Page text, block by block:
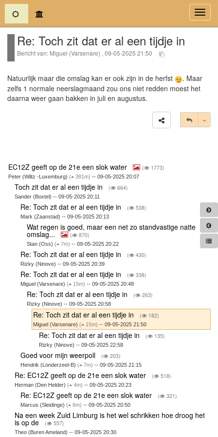
(current)
Re: Toch zit dat er al een tijdje in
Bericht van: Miguel (Varsenare) , 09-05-2025 21:50
Natuurlijk maar die omslag kan er ook zijn in de herfst
. Maar
zelfs 1 normale neerslagmaand zou ons niet redden moest het
daarna weer gaan bakken in juli en augustus.
EC12Z geeft op de 21e een slok water ( 1773)
Peter (Wiltz -Luxemburg) ( 381m) -- 09-05-2025 20:07
Toch zit dat er al een tijdje in ( 664)
Sander (Boxtel) -- 09-05-2025 20:11
Re: Toch zit dat er al een tijdje in ( 538)
Mark (Zaanstad) -- 09-05-2025 20:13
Wat regen is goed, maar een net zo standvastige natte
omslag... ( 870)
Stan (Oss) ( 7m) -- 09-05-2025 20:22
Re: Toch zit dat er al een tijdje in ( 430)
Rizky (Ninove) -- 09-05-2025 20:39
Re: Toch zit dat er al een tijdje in ( 338)
Miguel (Varsenare)( 15m) -- 09-05-2025 20:48
Re: Toch zit dat er al een tijdje in ( 263)
Rizky (Ninove) -- 09-05-2025 20:58
Re: Toch zit dat er al een tijdje in ( 182)
Miguel (Varsenare)( 15m) -- 09-05-2025 21:50
Re: Toch zit dat er al een tijdje in ( 135)
Rizky (Ninove) -- 09-05-2025 22:58
Goed voor mijn weerpoll ( 203)
Hendrik (Londerzeel-B)( 7m) -- 09-05-2025 21:15
Re: EC12Z geeft op de 21e een slok water ( 518)
Herman (Den Helder) ( 4m) -- 09-05-2025 20:23
Re: EC12Z geeft op de 21e een slok water ( 321)
Marcus (Sleidinge)( 6m) -- 09-05-2025 20:50
Na een week Zuid Limburg is het wel schrikken hoe droog het
is op de ( 557)
Theo (Buren Ameland) -- 09-05-2025 20:30